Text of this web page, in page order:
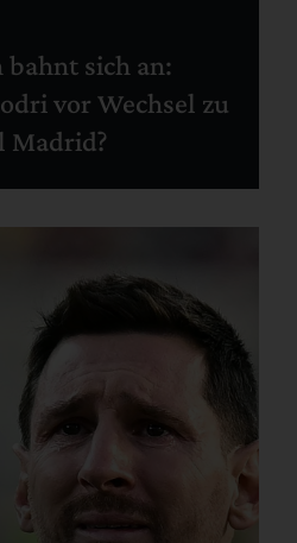
bahnt sich an:
vor Wechsel zu
Madrid?